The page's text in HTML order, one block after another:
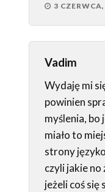
3
Vadim
Wydaję mi
powinien
myślenia, bo
miało to
strony
czyli jakie
jeżeli coś się